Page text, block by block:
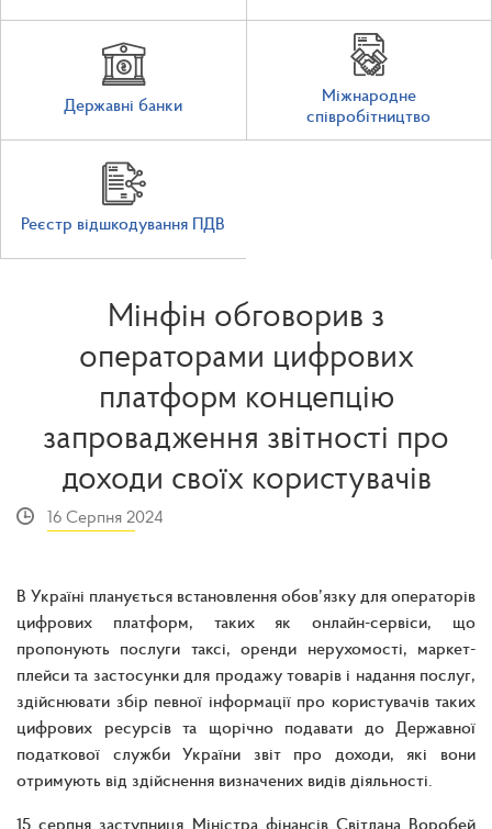
Державні банки
Міжнародне
співробітництво
Реєстр відшкодування ПДВ
Мінфін обговорив з
операторами цифрових
платформ концепцію
запровадження звітності про
доходи своїх користувачів
16 Серпня 2024
В Україні планується встановлення обов’язку для операторів
цифрових платформ, таких як онлайн-сервіси, що
пропонують послуги таксі, оренди нерухомості, маркет-
плейси та застосунки для продажу товарів і надання послуг,
здійснювати збір певної інформації про користувачів таких
цифрових ресурсів та щорічно подавати до Державної
податкової служби України звіт про доходи, які вони
отримують від здійснення визначених видів діяльності.
15 серпня заступниця Міністра фінансів Світлана Воробей